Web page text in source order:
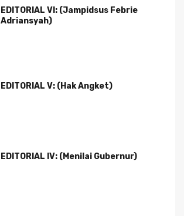
EDITORIAL VI: (Jampidsus Febrie
Adriansyah)
EDITORIAL V: (Hak Angket)
EDITORIAL IV: (Menilai Gubernur)